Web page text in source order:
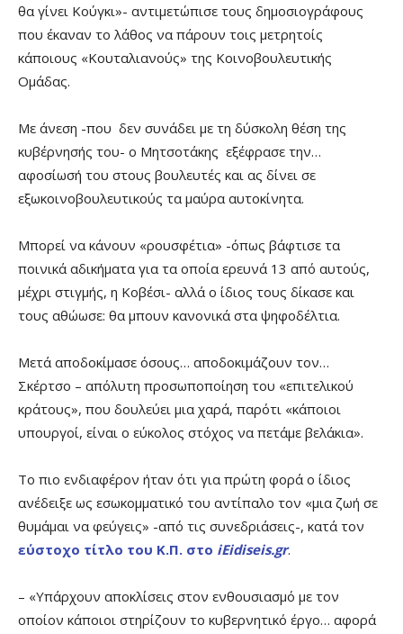
θα γίνει Κούγκι»- αντιμετώπισε τους δημοσιογράφους
που έκαναν το λάθος να πάρουν τοις μετρητοίς
κάποιους «Κουταλιανούς» της Κοινοβουλευτικής
Ομάδας.
Με άνεση -που δεν συνάδει με τη δύσκολη θέση της
κυβέρνησής του- ο Μητσοτάκης εξέφρασε την…
αφοσίωσή του στους βουλευτές και ας δίνει σε
εξωκοινοβουλευτικούς τα μαύρα αυτοκίνητα.
Μπορεί να κάνουν «ρουσφέτια» -όπως βάφτισε τα
ποινικά αδικήματα για τα οποία ερευνά 13 από αυτούς,
μέχρι στιγμής, η Κοβέσι- αλλά ο ίδιος τους δίκασε και
τους αθώωσε: θα μπουν κανονικά στα ψηφοδέλτια.
Μετά αποδοκίμασε όσους… αποδοκιμάζουν τον…
Σκέρτσο – απόλυτη προσωποποίηση του «επιτελικού
κράτους», που δουλεύει μια χαρά, παρότι «κάποιοι
υπουργοί, είναι ο εύκολος στόχος να πετάμε βελάκια».
Το πιο ενδιαφέρον ήταν ότι για πρώτη φορά ο ίδιος
ανέδειξε ως εσωκομματικό του αντίπαλο τον «μια ζωή σε
θυμάμαι να φεύγεις» -από τις συνεδριάσεις-, κατά τον
εύστοχο τίτλο του Κ.Π. στο iEidiseis.gr.
– «Υπάρχουν αποκλίσεις στον ενθουσιασμό με τον
οποίον κάποιοι στηρίζουν το κυβερνητικό έργο… αφορά